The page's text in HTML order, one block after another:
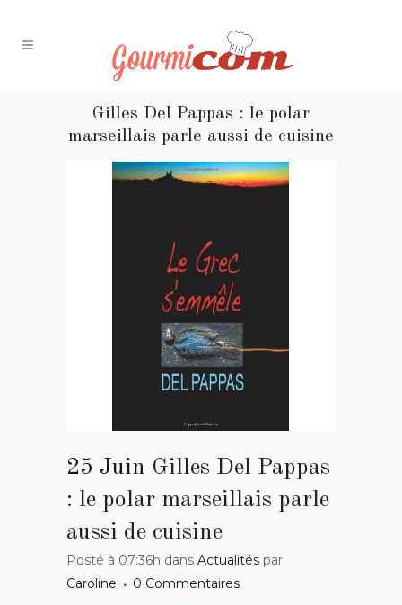
Gilles Del Pappas : le polar
marseillais parle aussi de cuisine
25 Juin Gilles Del Pappas
: le polar marseillais parle
aussi de cuisine
Posté à 07:36h dans Actualités par
Caroline
0 Commentaires